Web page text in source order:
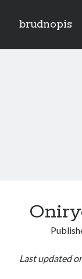
brudnopis
Po co?
Last updated